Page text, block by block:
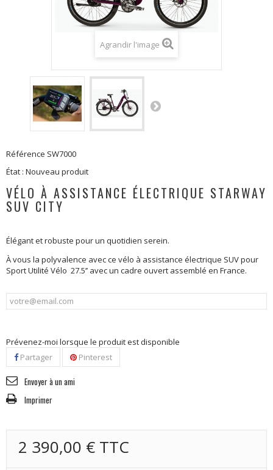
Agrandir l'image
Référence SW7000
État : Nouveau produit
VÉLO À ASSISTANCE ÉLECTRIQUE STARWAY
SUV CITY
Élégant et robuste pour un quotidien serein.
À vous la polyvalence avec ce vélo à assistance électrique SUV pour
Sport Utilité Vélo 27.5’’ avec un cadre ouvert assemblé en France.
Prévenez-moi lorsque le produit est disponible
Partager
Pinterest
Envoyer à un ami
Imprimer
2 390,00 € TTC